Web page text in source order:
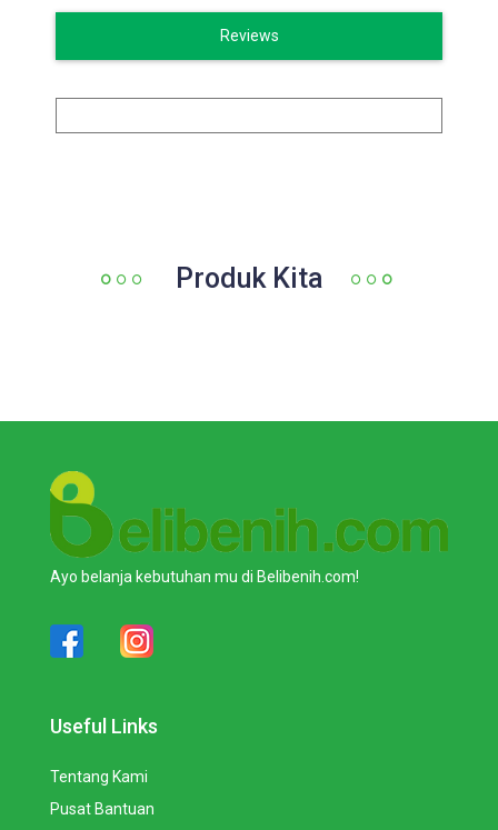
Reviews
Produk Kita
Ayo belanja kebutuhan mu di Belibenih.com!
Useful Links
Tentang Kami
Pusat Bantuan